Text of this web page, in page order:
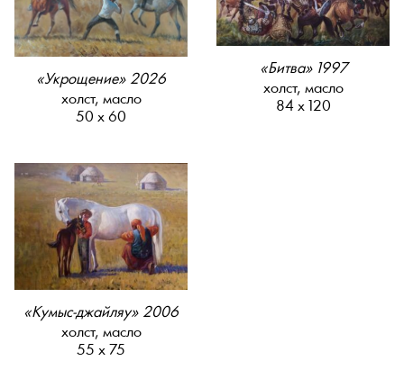
«Укрощение» 2026
холст, масло
50 х 60
«Битва» 1997
холст, масло
84 х 120
«Кумыс-джайляу» 2006
холст, масло
55 х 75